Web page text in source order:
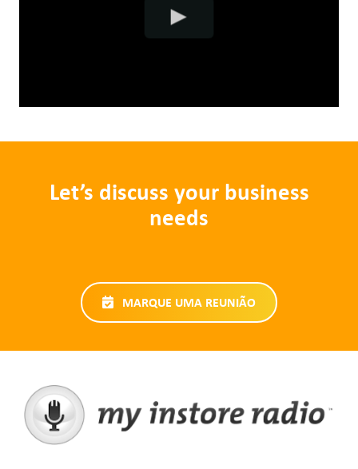
Let’s discuss your business
needs
MARQUE UMA REUNIÃO